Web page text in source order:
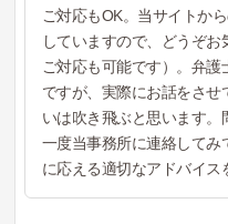
ご対応もOK。当サイトか
していますので、どうぞ
ご対応も可能です）。弁
ですが、実際にお話をさ
いは吹き飛ぶと思います。
一度当事務所に連絡して
に応える適切なアドバイス